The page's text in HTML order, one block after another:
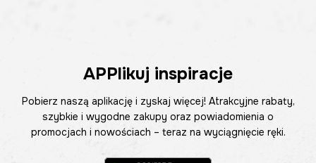
APPlikuj inspiracje
Pobierz naszą aplikację i zyskaj więcej! Atrakcyjne rabaty,
szybkie i wygodne zakupy oraz powiadomienia o
promocjach i nowościach – teraz na wyciągnięcie ręki.